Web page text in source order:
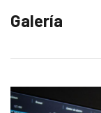
Galería